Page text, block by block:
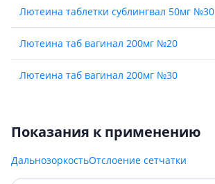
Лютеина таблетки сублингвал 50мг №30
Лютеина таб вагинал 200мг №20
Лютеина таб вагинал 200мг №30
Показания к применению
ДальнозоркостьОтслоение сетчатки